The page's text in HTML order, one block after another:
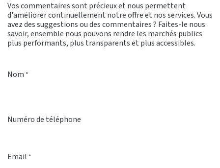
Vos commentaires sont précieux et nous permettent
d'améliorer continuellement notre offre et nos services. Vous
avez des suggestions ou des commentaires ? Faites-le nous
savoir, ensemble nous pouvons rendre les marchés publics
plus performants, plus transparents et plus accessibles.
Nom *
Numéro de téléphone
Email *